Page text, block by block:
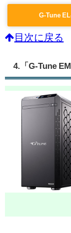
G-Tune
目次に戻る
4.「G-Tune